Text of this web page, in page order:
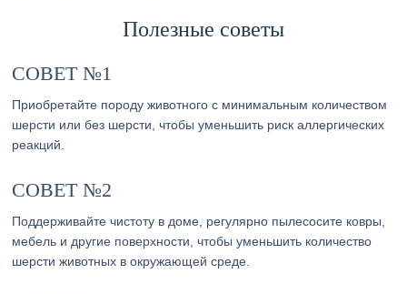
Полезные советы
СОВЕТ №1
Приобретайте породу животного с минимальным количеством
шерсти или без шерсти, чтобы уменьшить риск аллергических
реакций.
СОВЕТ №2
Поддерживайте чистоту в доме, регулярно пылесосите ковры,
мебель и другие поверхности, чтобы уменьшить количество
шерсти животных в окружающей среде.